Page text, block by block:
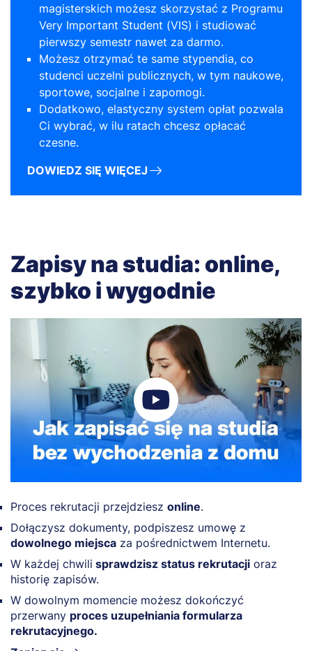
magisterskich możesz skorzystać z Programu
Very Important Student (VIS) i studiować
pierwszy semestr nawet za darmo.
Możesz otrzymać te same stypendia, co
studenci uczelni publicznych, w tym naukowe,
sportowe, socjalne i zapomogi.
Dodatkowo, elastyczny system opłat pozwala
Ci wybrać, w ilu ratach chcesz opłacać
czesne.
DOWIEDZ SIĘ WIĘCEJ
Zapisy na studia: online,
szybko i wygodnie
Proces rekrutacji przejdziesz online.
Dołączysz dokumenty, podpiszesz umowę z
dowolnego miejsca za pośrednictwem Internetu.
W każdej chwili sprawdzisz status rekrutacji oraz
historię zapisów.
W dowolnym momencie możesz dokończyć
przerwany proces uzupełniania formularza
rekrutacyjnego.